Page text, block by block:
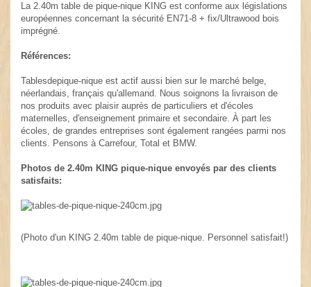
La 2.40m table de pique-nique KING est conforme aux législations
européennes concernant la sécurité EN71-8 + fix/Ultrawood bois
imprégné.
Références:
Tablesdepique-nique est actif aussi bien sur le marché belge,
néerlandais, français qu'allemand. Nous soignons la livraison de
nos produits avec plaisir auprès de particuliers et d'écoles
maternelles, d'enseignement primaire et secondaire. À part les
écoles, de grandes entreprises sont également rangées parmi nos
clients. Pensons à Carrefour, Total et BMW.
Photos de 2.40m KING pique-nique envoyés par des clients
satisfaits:
(Photo d'un KING 2.40m table de pique-nique. Personnel satisfait!)